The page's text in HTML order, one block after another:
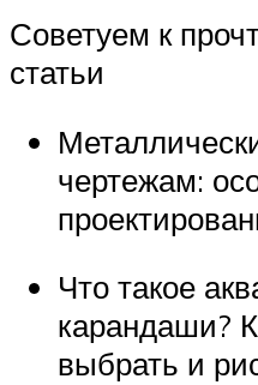
Советуем к
статьи
чертежам:
Что такое
карандаши?
выбрать и